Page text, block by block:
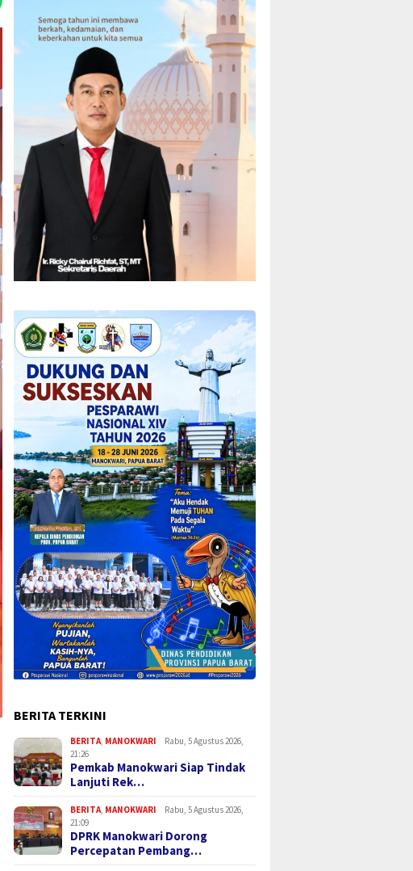
BERITA TERKINI
BERITA MANOKWARI
Rabu, 5 Agustus 2026,
21:26
Pemkab Manokwari Siap Tindak
Lanjuti Rek…
BERITA MANOKWARI
Rabu, 5 Agustus 2026,
21:09
DPRK Manokwari Dorong
Percepatan Pembang…